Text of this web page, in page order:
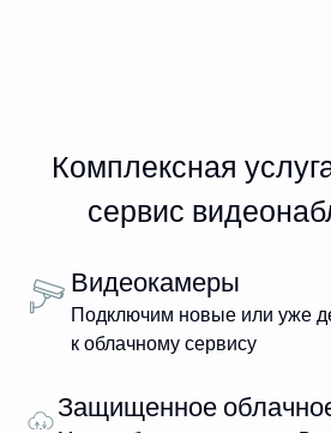
Комплексная
сервис
Видеокамеры
Подключим новые или уже
к облачному сервису
Защищенное